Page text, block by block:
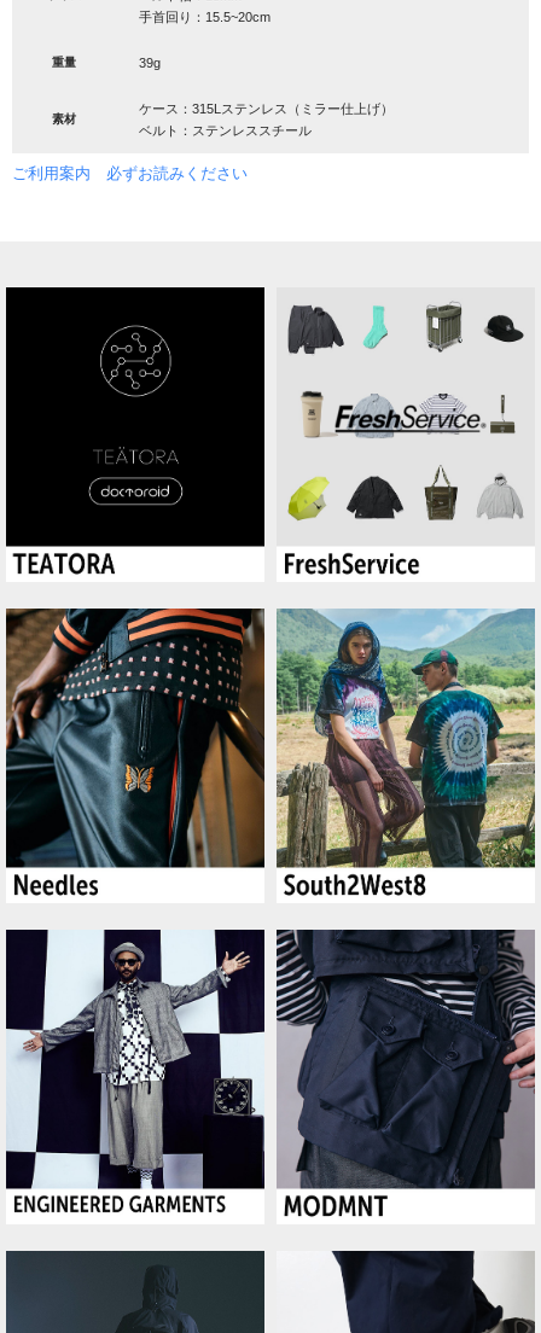
手首回り：15.5~20cm
重量 39g
素材
ケース：315Lステンレス（ミラー仕上げ）
ベルト：ステンレススチール
ご利用案内 必ずお読みください